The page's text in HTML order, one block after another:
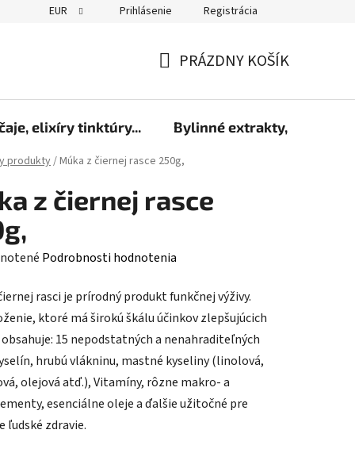
EUR Prihlásenie Registrácia
KOŠÍK
PRÁZDNY KOŠÍK
elixíry tinktúry... Bylinné extrakty, sirupy a
produkty/Múka z čiernej rasce 250g,
z čiernej rasce
Podrobnosti hodnotenia
rasci je prírodný produkt funkčnej výživy.
ktoré má širokú škálu účinkov zlepšujúcich
15 nepodstatných a nenahraditeľných
hrubú vlákninu, mastné kyseliny (linolová,
olejová atď.), Vitamíny, rôzne makro- a
esenciálne oleje a ďalšie užitočné pre
ľudské zdravie.